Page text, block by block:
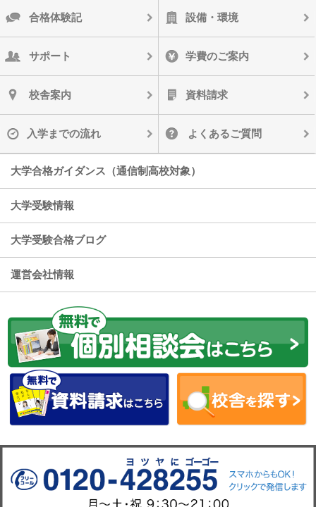
合格体験記 設備・環境
サポート 学費のご案内
校舎案内 資料請求
入学までの流れ よくあるご質問
大学合格ガイダンス（通信制高校対象）
大学受験情報
大学受験合格ブログ
運営会社情報